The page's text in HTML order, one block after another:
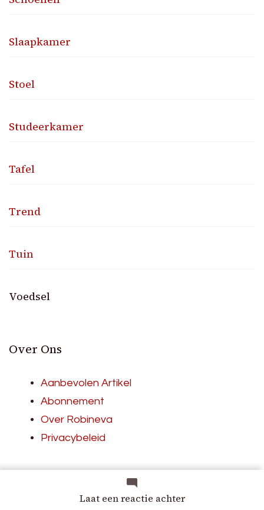
Laat een reactie achterop
Slaapkamer
Stoel
Studeerkamer
Tafel
Trend
Tuin
Voedsel
Over Ons
Aanbevolen Artikel
Abonnement
Over Robineva
Privacybeleid